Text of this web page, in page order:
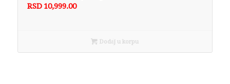
RSD 10,999.00
Dodaj u korpu